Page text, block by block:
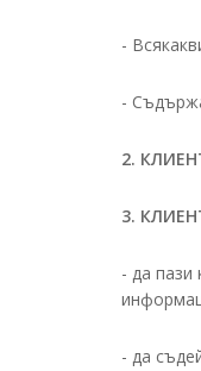
-
-
2.
3.
- да пази
- да